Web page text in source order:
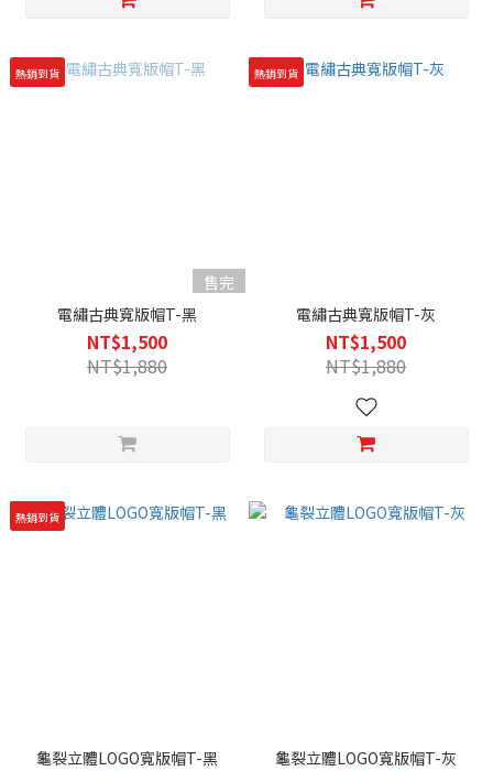
熱銷到貨
售完
電繡古典寬版帽T-黑
NT$1,500
NT$1,880
熱銷到貨
電繡古典寬版帽T-灰
NT$1,500
NT$1,880
熱銷到貨
龜裂立體LOGO寬版帽T-黑 龜裂立體LOGO寬版帽T-灰